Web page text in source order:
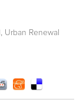
, Urban Renewal